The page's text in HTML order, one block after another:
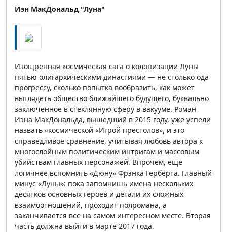
Иэн МакДональд "Луна"
Изощренная космическая сага о колонизации Луны
пятью олигархическими династиями — не столько ода
прогрессу, сколько попытка вообразить, как может
выглядеть общество ближайшего будущего, буквально
заключенное в стеклянную сферу в вакууме. Роман
Иэна МакДональда, вышедший в 2015 году, уже успели
назвать «космической «Игрой престолов», и это
справедливое сравнение, учитывая любовь автора к
многослойным политическим интригам и массовым
убийствам главных персонажей. Впрочем, еще
логичнее вспомнить «Дюну» Фрэнка Герберта. Главный
минус «Луны»: пока запомнишь имена нескольких
десятков основных героев и детали их сложных
взаимоотношений, проходит полромана, а
заканчивается все на самом интересном месте. Вторая
часть должна выйти в марте 2017 года.